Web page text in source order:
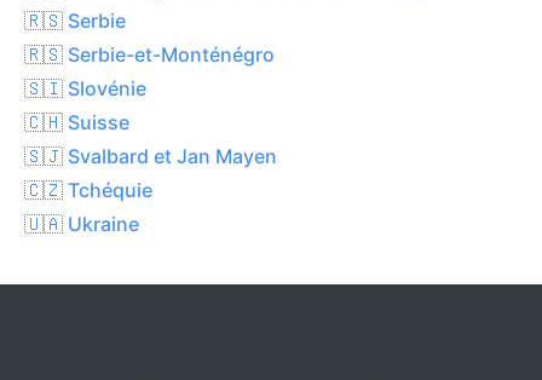
🇷🇸 Serbie
🇷🇸 Serbie-et-Monténégro
🇸🇮 Slovénie
🇨🇭 Suisse
🇸🇯 Svalbard et Jan Mayen
🇨🇿 Tchéquie
🇺🇦 Ukraine